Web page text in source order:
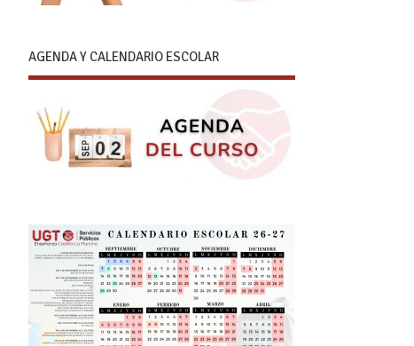
AGENDA Y CALENDARIO ESCOLAR